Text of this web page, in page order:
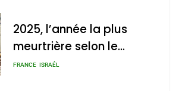
admin 0
2025, l’année la plus
meurtrière selon le
rapport d’ADL contre
FRANCE ISRAÉL